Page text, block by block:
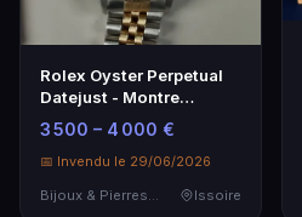
Rolex Oyster Perpetual
Datejust - Montre
Bracelet Luxe
3 500 – 4 000 €
📅 Invendu le 29/06/2026
Issoire